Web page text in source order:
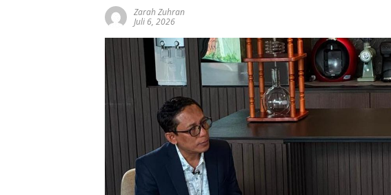
Zarah Zuhran
Juli 6, 2026